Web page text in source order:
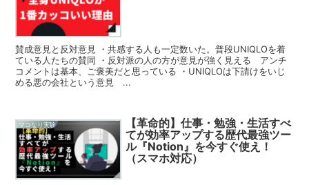
賛成意見と反対意見 ・共感する人も一定数いた。普段UNIQLOを着
ている人たちの賛同 ・反対派の人の方が意見が強く見える アンチ
コメントは基本、ご褒美だと思っている ・UNIQLOは下請けをいじ
める悪の会社という意見 ...
マコなり実験
【革命的】仕事・勉強・生活すべ
てが効率アップする歴代最強ツー
ル『Notion』を今すぐ使え！
（スマホ対応）